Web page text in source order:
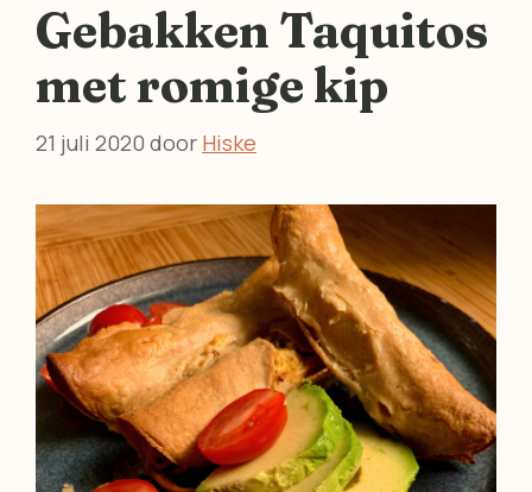
Gebakken Taquitos
met romige kip
21 juli 2020 door Hiske